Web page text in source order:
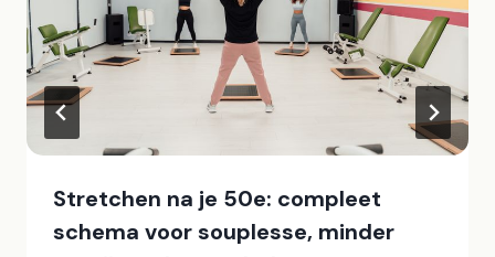
Stretchen na je 50e: compleet
schema voor souplesse, minder